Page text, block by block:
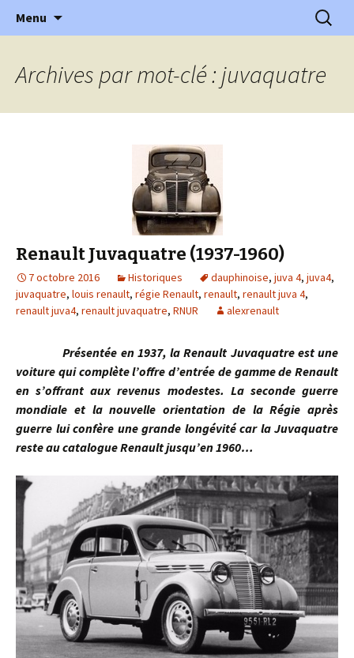
l'Automobile Ancienne
l'automobile ancienne : articles, historiques
…
Menu
Archives par mot-clé : juvaquatre
Renault Juvaquatre (1937-1960)
7 octobre 2016 Historiques dauphinoise, juva 4, juva4,
juvaquatre, louis renault, régie Renault, renault, renault juva 4,
renault juva4, renault juvaquatre, RNUR alexrenault
Présentée en 1937, la Renault Juvaquatre est une
voiture qui complète l’offre d’entrée de gamme de Renault
en s’offrant aux revenus modestes. La seconde guerre
mondiale et la nouvelle orientation de la Régie après
guerre lui confère une grande longévité car la Juvaquatre
reste au catalogue Renault jusqu’en 1960…